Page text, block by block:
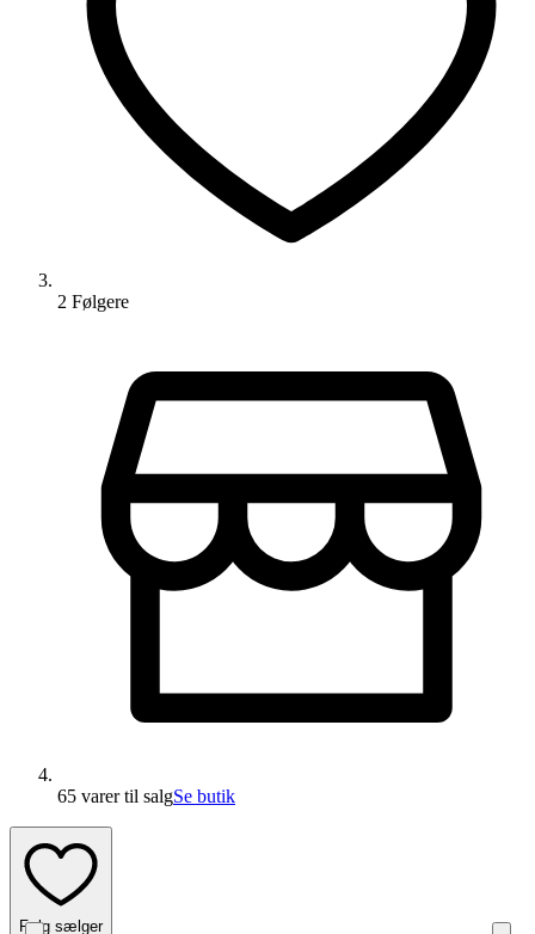
2 Følgere
65 varertil salgSe butik
Følg sælger